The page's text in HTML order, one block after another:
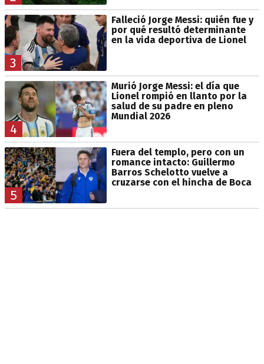
3
Falleció Jorge Messi: quién fue y
por qué resultó determinante
en la vida deportiva de Lionel
4
Murió Jorge Messi: el día que
Lionel rompió en llanto por la
salud de su padre en pleno
Mundial 2026
5
Fuera del templo, pero con un
romance intacto: Guillermo
Barros Schelotto vuelve a
cruzarse con el hincha de Boca